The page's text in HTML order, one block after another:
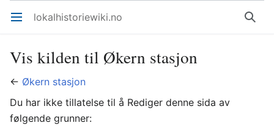
Åpne hovedmenyen lokalhistoriewiki.no Søk
Vis kilden til Økern stasjon
← Økern stasjon
Du har ikke tillatelse til å Rediger denne sida av
følgende grunner: